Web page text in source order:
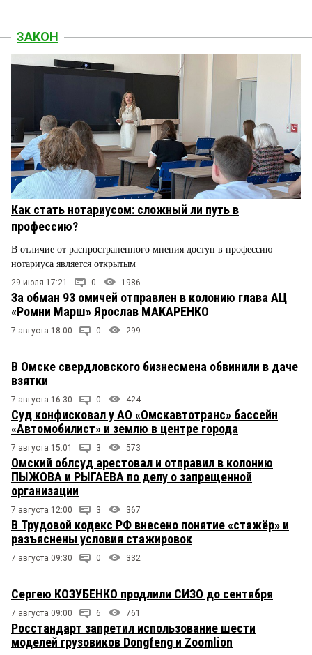
ЗАКОН
Как стать нотариусом: сложный ли путь в
профессию?
В отличие от распространенного мнения доступ в профессию
нотариуса является открытым
29 июля 17:21 0 1986
За обман 93 омичей отправлен в колонию глава АЦ
«Ромни Марш» Ярослав МАКАРЕНКО
7 августа 18:00 0 299
В Омске свердловского бизнесмена обвинили в даче
взятки
7 августа 16:30 0 424
Суд конфисковал у АО «Омскавтотранс» бассейн
«Автомобилист» и землю в центре города
7 августа 15:01 3 573
Омский облсуд арестовал и отправил в колонию
ПЫЖОВА и РЫГАЕВА по делу о запрещенной
организации
7 августа 12:00 3 367
В Трудовой кодекс РФ внесено понятие «стажёр» и
разъяснены условия стажировок
7 августа 09:30 0 332
Сергею КОЗУБЕНКО продлили СИЗО до сентября
7 августа 09:00 6 761
Росстандарт запретил использование шести
моделей грузовиков Dongfeng и Zoomlion